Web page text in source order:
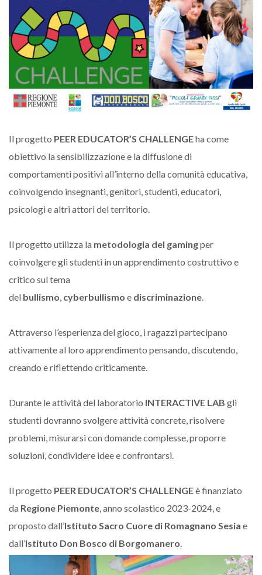
Il progetto PEER EDUCATOR’S CHALLENGEha come
obiettivo la sensibilizzazione e la diffusione di
comportamenti positivi all’interno della comunità educativa,
coinvolgendo insegnanti, genitori, studenti, educatori,
psicologi e altri attori del territorio.
Il progetto utilizza la metodologia del gamingper
coinvolgere gli studenti in un apprendimento costruttivo e
critico sul tema
del bullismo, cyberbullismo e discriminazione.
Attraverso l’esperienza del gioco, i ragazzi partecipano
attivamente al loro apprendimento pensando, discutendo,
creando e riflettendo criticamente.
Durante le attività del laboratorio INTERACTIVE LAB gli
studenti dovranno svolgere attività concrete, risolvere
problemi, misurarsi con domande complesse, proporre
soluzioni, condividere idee e confrontarsi.
Il progetto PEER EDUCATOR’S CHALLENGEè finanziato
da Regione Piemonte, anno scolastico 2023-2024, e
proposto dall’Istituto Sacro Cuore di Romagnano Sesia e
dall’Istituto Don Bosco di Borgomanero.